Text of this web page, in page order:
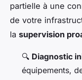
partielle à une
de votre
la supervision
🔍 Diagnostic
équipements,